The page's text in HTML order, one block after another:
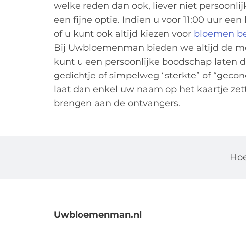
welke reden dan ook, liever niet
een fijne optie. Indien u voor 11:00 uur
of u kunt ook altijd kiezen voor bloemen
Bij Uwbloemenman bieden we altijd de
kunt u een persoonlijke boodschap laten
gedichtje of simpelweg “sterkte” of
laat dan enkel uw naam op het kaartje
brengen aan de ontvangers.
Uwbloemenman.nl